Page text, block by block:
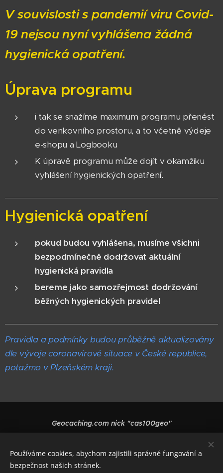
V souvislosti s pandemií viru Covid-
19 nejsou nyní vyhlášena žádná
hygienická opatření.
Úprava programu
i tak se snažíme maximum programu přenést
do venkovního prostoru, a to včetně výdeje
e-shopu a Logbooku
K úpravě programu může dojít v okamžiku
vyhlášení hygienických opatření.
Hygienická opatření
pokud budou vyhlášena, musíme všichni
bezpodmínečně dodržovat aktuální
hygienická pravidla
bereme jako samozřejmost dodržování
běžných hygienických pravidel
Pravidla a podmínky budou průběžně aktualizovány
dle vývoje coronavirové situace v České republice,
potažmo v Plzeňském kraji.
Geocaching.com nick "cas100geo"
Jazyky
Používáme cookies, abychom zajistili správné fungování a
bezpečnost našich stránek.